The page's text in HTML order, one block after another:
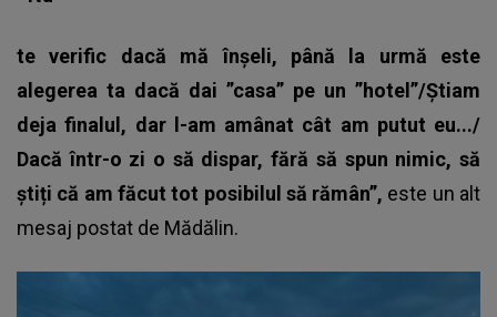
te verific dacă mă înșeli, până la urmă este
alegerea ta dacă dai ”casa” pe un ”hotel”/Știam
deja finalul, dar l-am amânat cât am putut eu.../
Dacă într-o zi o să dispar, fără să spun nimic, să
știți că am făcut tot posibilul să rămân”, este un alt
mesaj postat de Mădălin.